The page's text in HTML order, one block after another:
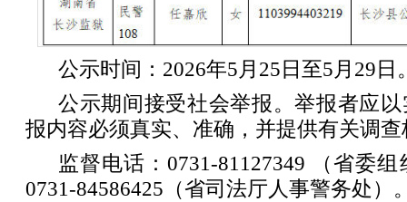
公示时间：2026年5月25日至5月29日
公示期间接受社会举报。举报者应
报内容必须真实、准确，并提供有关调
监督电话：0731-81127349 （省委
0731-84586425（省司法厅人事警务处）